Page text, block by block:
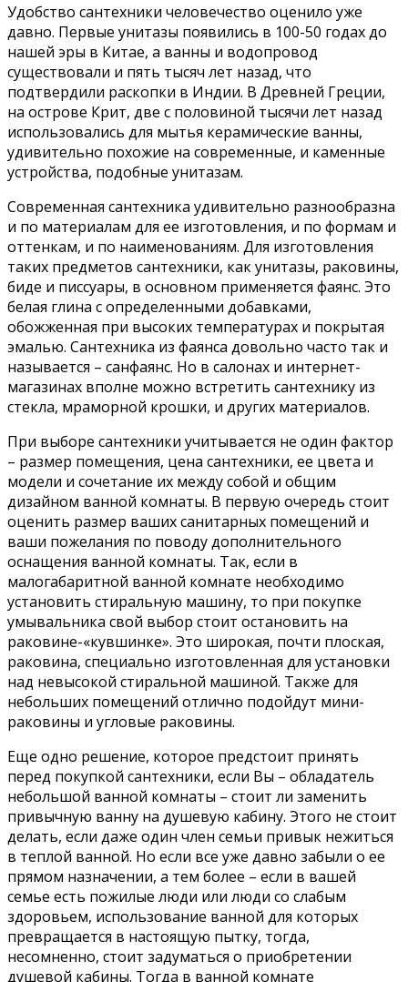
Удобство сантехники человечество оценило уже
давно. Первые унитазы появились в 100-50 годах до
нашей эры в Китае, а ванны и водопровод
существовали и пять тысяч лет назад, что
подтвердили раскопки в Индии. В Древней Греции,
на острове Крит, две с половиной тысячи лет назад
использовались для мытья керамические ванны,
удивительно похожие на современные, и каменные
устройства, подобные унитазам.
Современная сантехника удивительно разнообразна
и по материалам для ее изготовления, и по формам и
оттенкам, и по наименованиям. Для изготовления
таких предметов сантехники, как унитазы, раковины,
биде и писсуары, в основном применяется фаянс. Это
белая глина с определенными добавками,
обожженная при высоких температурах и покрытая
эмалью. Сантехника из фаянса довольно часто так и
называется – санфаянс. Но в салонах и интернет-
магазинах вполне можно встретить сантехнику из
стекла, мраморной крошки, и других материалов.
При выборе сантехники учитывается не один фактор
– размер помещения, цена сантехники, ее цвета и
модели и сочетание их между собой и общим
дизайном ванной комнаты. В первую очередь стоит
оценить размер ваших санитарных помещений и
ваши пожелания по поводу дополнительного
оснащения ванной комнаты. Так, если в
малогабаритной ванной комнате необходимо
установить стиральную машину, то при покупке
умывальника свой выбор стоит остановить на
раковине-«кувшинке». Это широкая, почти плоская,
раковина, специально изготовленная для установки
над невысокой стиральной машиной. Также для
небольших помещений отлично подойдут мини-
раковины и угловые раковины.
Еще одно решение, которое предстоит принять
перед покупкой сантехники, если Вы – обладатель
небольшой ванной комнаты – стоит ли заменить
привычную ванну на душевую кабину. Этого не стоит
делать, если даже один член семьи привык нежиться
в теплой ванной. Но если все уже давно забыли о ее
прямом назначении, а тем более – если в вашей
семье есть пожилые люди или люди со слабым
здоровьем, использование ванной для которых
превращается в настоящую пытку, тогда,
несомненно, стоит задуматься о приобретении
душевой кабины. Тогда в ванной комнате